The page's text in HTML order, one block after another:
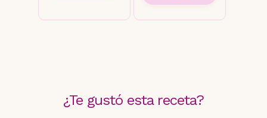
¿Te gustó esta receta?